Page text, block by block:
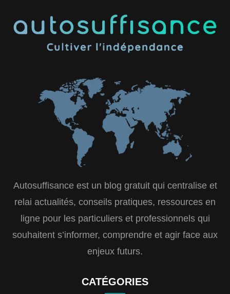
Autosuffisance est un blog gratuit qui centralise et
relai actualités, conseils pratiques, ressources en
ligne pour les particuliers et professionnels qui
souhaitent s’informer, comprendre et agir face aux
enjeux futurs.
CATÉGORIES